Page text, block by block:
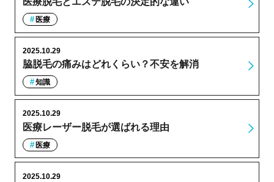
医療
脇脱毛の痛みはどれくらい？不安を解消
2025.10.29
知識
医療レーザー脱毛が選ばれる理由
2025.10.29
医療
2025.10.29